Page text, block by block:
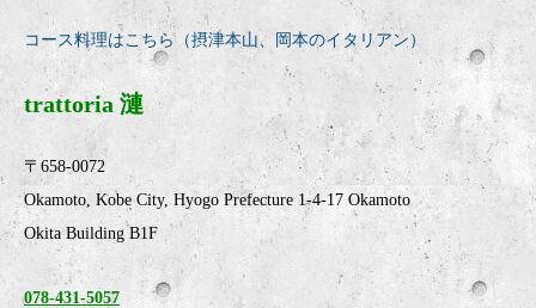
コース料理はこちら（摂津本山、岡本のイタリアン）
trattoria 漣
〒658-0072
Okamoto, Kobe City, Hyogo Prefecture 1-4-17 Okamoto
Okita Building B1F
078-431-5057